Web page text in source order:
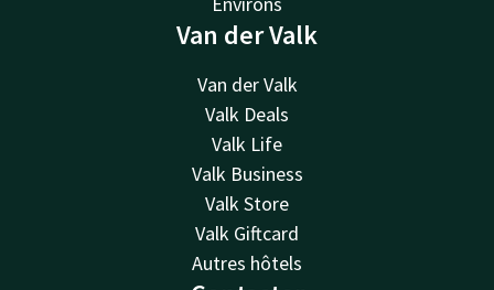
Van der Valk
Van der Valk
Valk Deals
Valk Life
Valk Business
Valk Store
Valk Giftcard
Autres hôtels